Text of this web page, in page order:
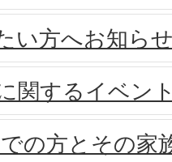
い方へお知ら
関するイベン
の方とその家